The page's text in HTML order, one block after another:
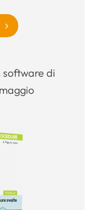
software di